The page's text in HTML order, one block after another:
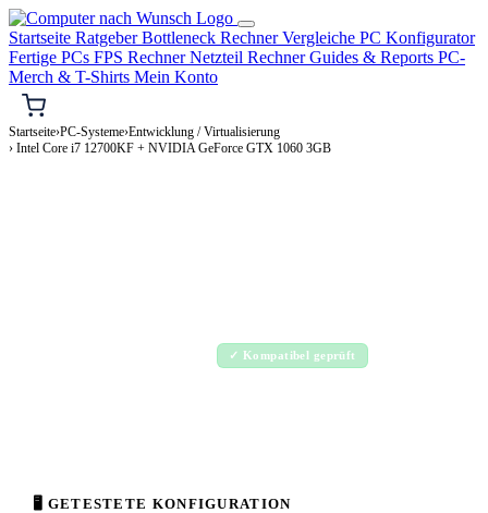
Startseite RatgeberBottleneck RechnerVergleiche PC Konfigurator
Fertige PCs FPS RechnerNetzteil RechnerGuides & Reports PC-
Merch & T-Shirts Mein Konto
Startseite›PC-Systeme›Entwicklung / Virtualisierung
› Intel Core i7 12700KF + NVIDIA GeForce GTX 1060 3GB
✓ Kompatibel geprüft
🖥 GETESTETE KONFIGURATION